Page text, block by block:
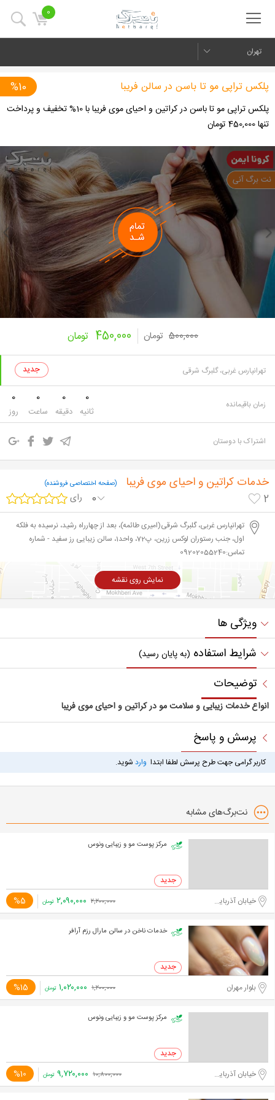
0
تهران
Next
%10 پلکس تراپی مو تا باسن در سالن فریبا
پلکس تراپی مو تا باسن در کراتین و احیای موی فریبا با 10% تخفیف و پرداخت
تنها 450,000 تومان
500,000 تومان 450,000 تومان
تهرانپارس غربی، گلبرگ شرقی
زمان باقیمانده 0
روز
0
ساعت
0
دقیقه
0
ثانیه
اشتراک با دوستان
خدمات کراتین و احیای موی فریبا (صفحه اختصاصی فروشنده)
2 رای 0
تهرانپارس غربی، گلبرگ شرقی(امیری طائمه)، بعد از چهارراه رشید، نرسیده به فلکه
اول، جنب رستوران لوکس زرین، پ72، واحد1، سالن زیبایی رز سفید - شماره
تماس:09202055240
نمایش روی نقشه
ویژگی ها
شرایط استفاده (به پایان رسید)
توضیحات
انواع خدمات زیبایی و سلامت مو در کراتین و احیای موی فریبا
پرسش و پاسخ
کاربر گرامی جهت طرح پرسش لطفا ابتدا وارد شوید.
نت‌برگ‌های مشابه
مرکز پوست مو و زیبایی ونوس
خیابان آذربایجان %5 ۲,۲۰۰,۰۰۰ ۲,۰۹۰,۰۰۰ تومان
خدمات ناخن در سالن مارال رزم آرافر
بلوار مهران %15 ۱,۲۰۰,۰۰۰ ۱,۰۲۰,۰۰۰ تومان
مرکز پوست مو و زیبایی ونوس
خیابان آذربایجان %10 ۱۰,۸۰۰,۰۰۰ ۹,۷۲۰,۰۰۰ تومان